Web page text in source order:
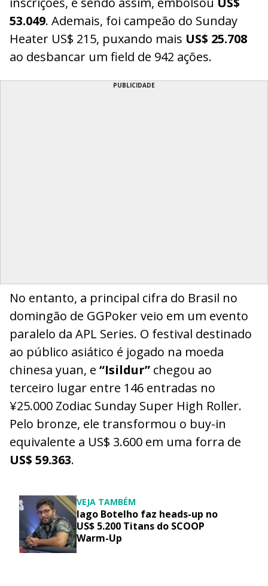
53.049. Ademais, foi campeão do Sunday
Heater US$ 215, puxando mais US$ 25.708
ao desbancar um field de 942 ações.
PUBLICIDADE
No entanto, a principal cifra do Brasil no
domingão de GGPoker veio em um evento
paralelo da APL Series. O festival destinado
ao público asiático é jogado na moeda
chinesa yuan, e “Isildur” chegou ao
terceiro lugar entre 146 entradas no
¥25.000 Zodiac Sunday Super High Roller.
Pelo bronze, ele transformou o buy-in
equivalente a US$ 3.600 em uma forra de
US$ 59.363.
VEJA TAMBÉM
Iago Botelho faz heads-up no
US$ 5.200 Titans do SCOOP
Warm-Up